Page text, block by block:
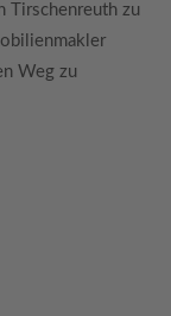
Tirschenreuth zu
Weg zu